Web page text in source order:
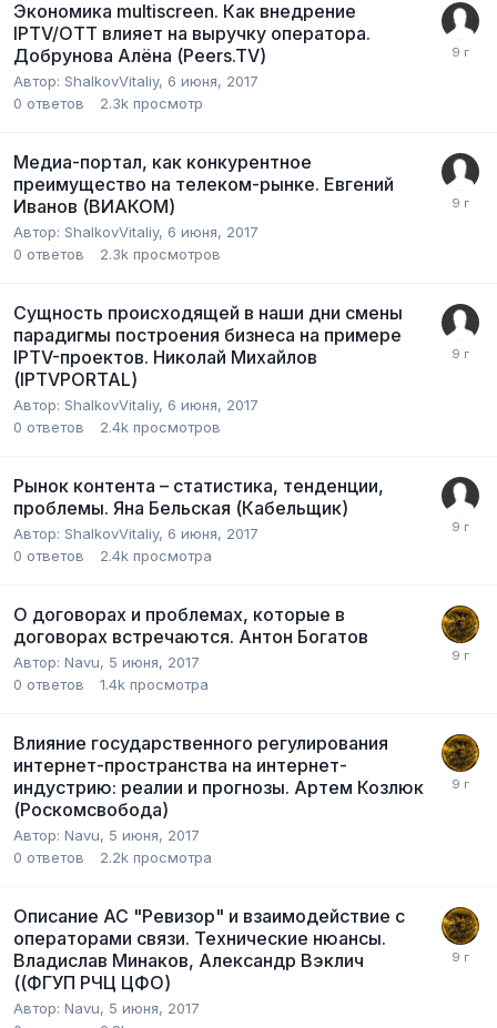
Экономика multiscreen. Как внедрение
IPTV/OTT влияет на выручку оператора.
Добрунова Алёна (Peers.TV)
Автор: ShalkovVitaliy, 6 июня, 2017
0 ответов 2.3k просмотр
Медиа-портал, как конкурентное
преимущество на телеком-рынке. Евгений
Иванов (ВИАКОМ)
Автор: ShalkovVitaliy, 6 июня, 2017
0 ответов 2.3k просмотров
Сущность происходящей в наши дни смены
парадигмы построения бизнеса на примере
IPTV-проектов. Николай Михайлов
(IPTVPORTAL)
Автор: ShalkovVitaliy, 6 июня, 2017
0 ответов 2.4k просмотров
Рынок контента – статистика, тенденции,
проблемы. Яна Бельская (Кабельщик)
Автор: ShalkovVitaliy, 6 июня, 2017
0 ответов 2.4k просмотра
О договорах и проблемах, которые в
договорах встречаются. Антон Богатов
Автор: Navu, 5 июня, 2017
0 ответов 1.4k просмотра
Влияние государственного регулирования
интернет-пространства на интернет-
индустрию: реалии и прогнозы. Артем Козлюк
(Роскомсвобода)
Автор: Navu, 5 июня, 2017
0 ответов 2.2k просмотра
Описание АС "Ревизор" и взаимодействие с
операторами связи. Технические нюансы.
Владислав Минаков, Александр Вэклич
((ФГУП РЧЦ ЦФО)
Автор: Navu, 5 июня, 2017